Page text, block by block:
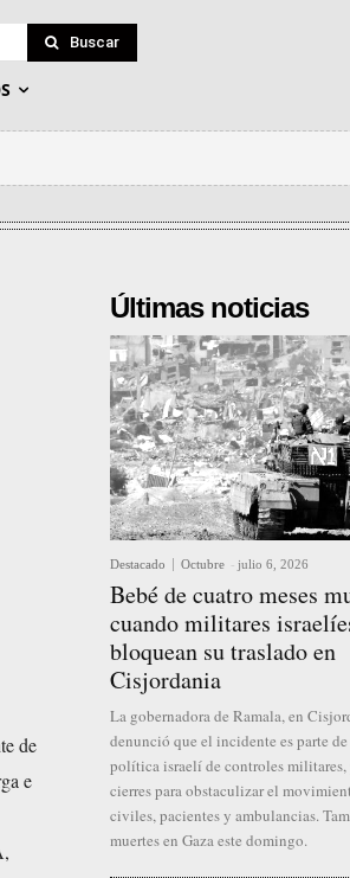
Buscar
de
e
Últimas noticias
Destacado Octubre - julio 6, 2026
Bebé de cuatro meses
cuando militares
bloquean su traslado en
Cisjordania
La gobernadora de Ramala, en
denunció que el incidente es parte
política israelí de controles militares,
cierres para obstaculizar el
civiles, pacientes y ambulancias.
muertes en Gaza este domingo.